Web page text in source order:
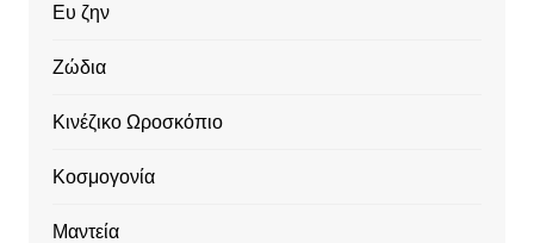
Ευ ζην
Ζώδια
Κινέζικο Ωροσκόπιο
Κοσμογονία
Μαντεία